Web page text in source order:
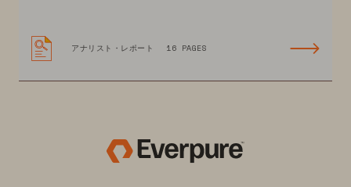
アナリスト・レポート 16 PAGES